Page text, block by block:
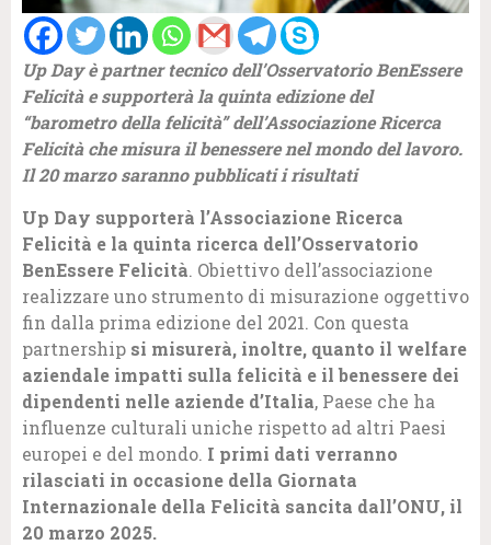
Up Day è partner tecnico dell’Osservatorio BenEssere
Felicità e supporterà la quinta edizione del
“barometro della felicità” dell’Associazione Ricerca
Felicità che misura il benessere nel mondo del lavoro.
Il 20 marzo saranno pubblicati i risultati
Up Day supporterà l’Associazione Ricerca
Felicità e la quinta ricerca dell’Osservatorio
BenEssere Felicità. Obiettivo dell’associazione
realizzare uno strumento di misurazione oggettivo
fin dalla prima edizione del 2021. Con questa
partnership si misurerà, inoltre, quanto il welfare
aziendale impatti sulla felicità e il benessere dei
dipendenti nelle aziende d’Italia, Paese che ha
influenze culturali uniche rispetto ad altri Paesi
europei e del mondo. I primi dati verranno
rilasciati in occasione della Giornata
Internazionale della Felicità sancita dall’ONU, il
20 marzo 2025.